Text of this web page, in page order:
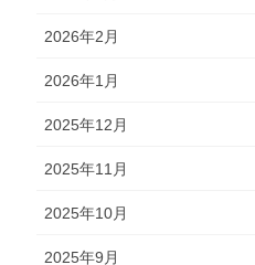
2026年2月
2026年1月
2025年12月
2025年11月
2025年10月
2025年9月